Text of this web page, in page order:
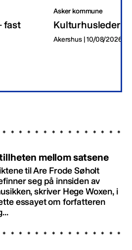
fast
Asker kommune
Kulturhusleder
Akershus | 10/08/2026
mellom satsene
til Are Frode Søholt
seg på innsiden av
skriver Hege Woxen, i
essayet om forfatteren